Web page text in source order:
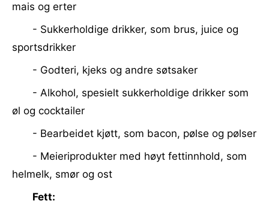
mais og erter
- Sukkerholdige drikker, som brus, juice og
sportsdrikker
- Godteri, kjeks og andre søtsaker
- Alkohol, spesielt sukkerholdige drikker som
øl og cocktailer
- Bearbeidet kjøtt, som bacon, pølse og pølser
- Meieriprodukter med høyt fettinnhold, som
helmelk, smør og ost
Fett: